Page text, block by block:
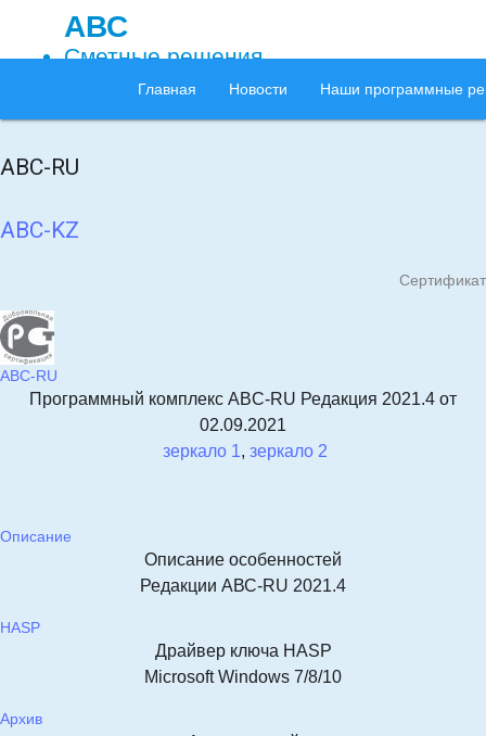
АВС
Сметные решения
Главная Новости Наши программные
АВС-RU
АВС-KZ
Сертификат
АВС-RU
Программный комплекс ABC-RU Редакция 2021.4 от
02.09.2021
зеркало 1, зеркало 2
Описание
Описание особенностей
Редакции АВС-RU 2021.4
HASP
Драйвер ключа HASP
Microsoft Windows 7/8/10
Архив